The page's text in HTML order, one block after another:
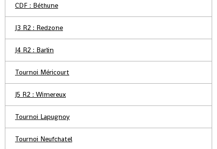
CDF : Béthune
J3 R2 : Redzone
J4 R2 : Barlin
Tournoi Méricourt
J5 R2 : Wimereux
Tournoi Lapugnoy
Tournoi Neufchatel